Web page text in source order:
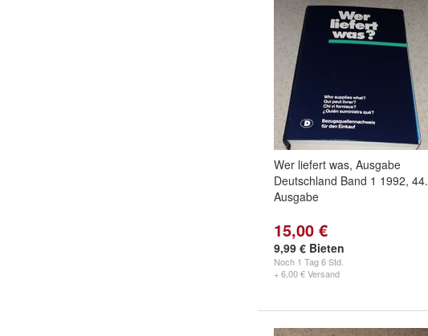
Wer liefert was, Ausgabe
Deutschland Band 1 1992, 44.
Ausgabe
15,00 €
9,99 € Bieten
Noch 1 Tag 6 Std.
+ 6,00 € Versand